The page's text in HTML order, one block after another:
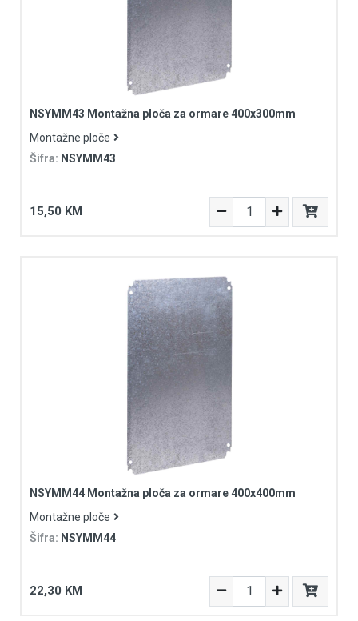
NSYMM43 Montažna ploča za ormare 400x300mm
Montažne ploče
Šifra: NSYMM43
15,50 KM
NSYMM44 Montažna ploča za ormare 400x400mm
Montažne ploče
Šifra: NSYMM44
22,30 KM